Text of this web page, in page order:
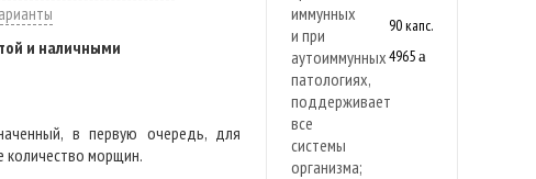
и наличными
в первую очередь, для
количество морщин.
90 капс.
4965a